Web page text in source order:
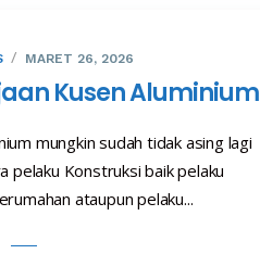
MARET 26, 2026
Kusen Aluminium
mungkin sudah tidak asing lagi
pelaku Konstruksi baik pelaku
ataupun pelaku...